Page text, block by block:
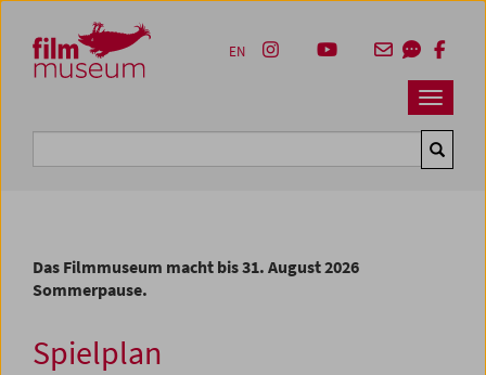
Zum Inhalt
Zum Hauptmenü
Zur Servicenavigation
Zum Suche
Navbar
EN
Das Filmmuseum macht bis 31. August 2026
Sommerpause.
Spielplan